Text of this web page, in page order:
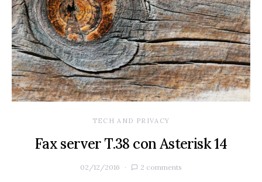
TECH AND PRIVACY
Fax server T.38 con Asterisk 14
02/12/2016 2 comments